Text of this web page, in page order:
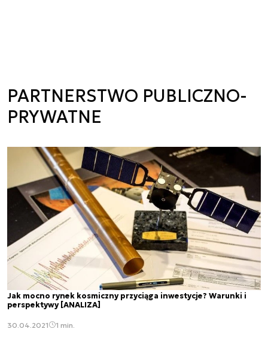
PARTNERSTWO PUBLICZNO-
PRYWATNE
Jak mocno rynek kosmiczny przyciąga inwestycje? Warunki i
perspektywy [ANALIZA]
30.04.2021 1 min.